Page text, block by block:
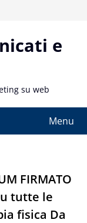
e
su web
Menu
FIRMATO
tutte le
fisica Da